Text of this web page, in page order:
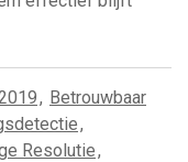
, Betrouwbaar
,
Resolutie,